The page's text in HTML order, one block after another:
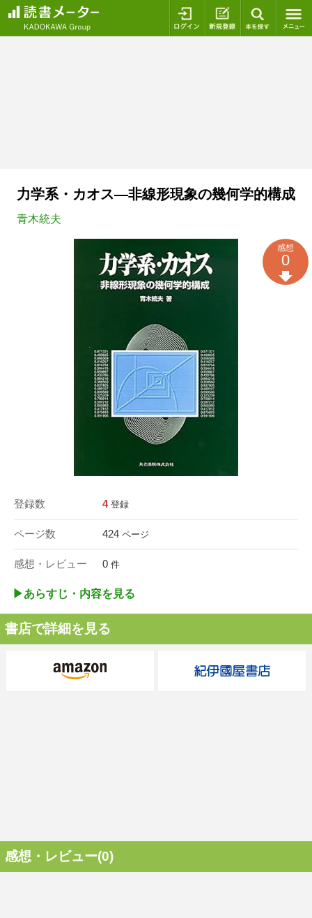
ログイン 新規登録
力学系・カオス―非線形現象の幾何学的構成
青木統夫
登録数 4 登録
ページ数 424 ページ
感想・レビュー 0 件
感想
0
▶︎あらすじ・内容を見る
書店で詳細を見る
感想・レビュー(0)